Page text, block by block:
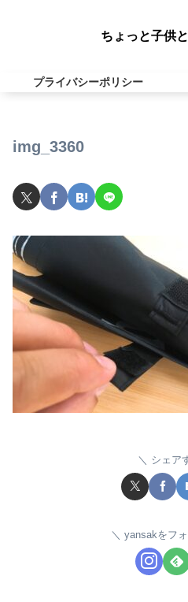
ちょっと子供
プライバシーポリシー
img_3360
シェア
yansakをフ